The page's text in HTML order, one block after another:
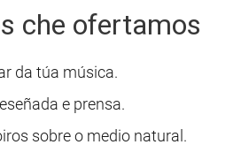
che ofertamos
da túa música.
e prensa.
sobre o medio natural.